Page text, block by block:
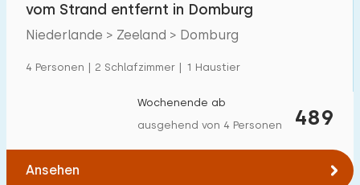
vom Strand entfernt in Domburg
Niederlande > Zeeland > Domburg
4 Personen | 2 Schlafzimmer | 1 Haustier
489
Wochenende ab
ausgehend von 4 Personen
Ansehen